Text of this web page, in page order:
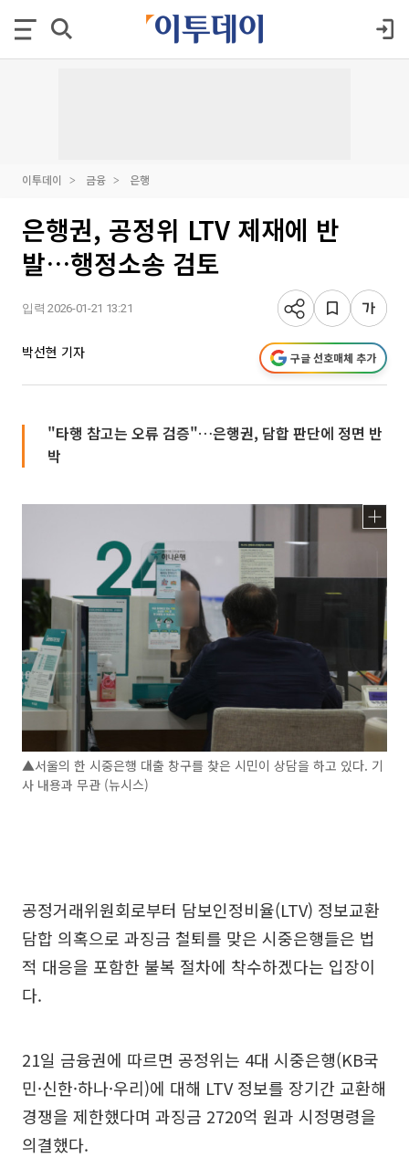
이투데이 금융 은행
은행권, 공정위 LTV 제재에 반
발…행정소송 검토
입력 2026-01-21 13:21
박선현 기자 구글 선호매체 추가
"타행 참고는 오류 검증"…은행권, 담합 판단에 정면 반
박
▲서울의 한 시중은행 대출 창구를 찾은 시민이 상담을 하고 있다. 기
사 내용과 무관 (뉴시스)
공정거래위원회로부터 담보인정비율(LTV) 정보교환
담합 의혹으로 과징금 철퇴를 맞은 시중은행들은 법
적 대응을 포함한 불복 절차에 착수하겠다는 입장이
다.
21일 금융권에 따르면 공정위는 4대 시중은행(KB국
민·신한·하나·우리)에 대해 LTV 정보를 장기간 교환해
경쟁을 제한했다며 과징금 2720억 원과 시정명령을
의결했다.